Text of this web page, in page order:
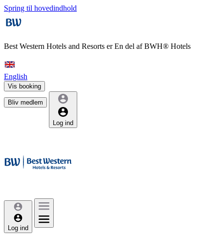
Spring til hovedindhold
Best Western Hotels and Resorts erEn del af BWH® Hotels
English
Vis booking
Bliv medlem
Log ind
Log ind